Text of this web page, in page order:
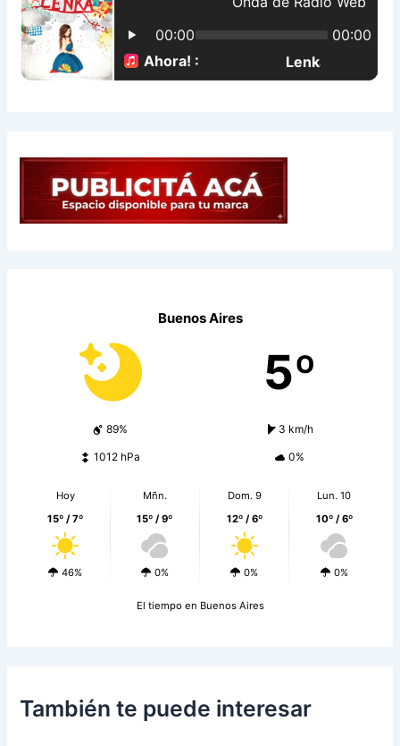
o
r
:
Buenos Aires
5º
89% 3 km/h
1012 hPa 0%
Hoy
15º / 7º
46%
Mñn.
15º / 9º
0%
Dom. 9
12º / 6º
0%
Lun. 10
10º / 6º
0%
El tiempo en Buenos Aires
También te puede interesar